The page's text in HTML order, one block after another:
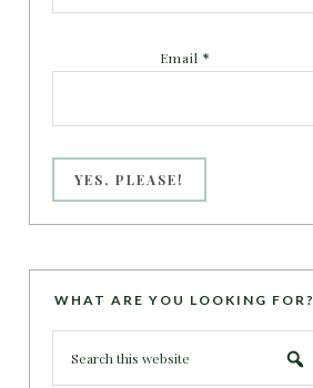
Email *
WHAT ARE YOU LOOKING FOR?